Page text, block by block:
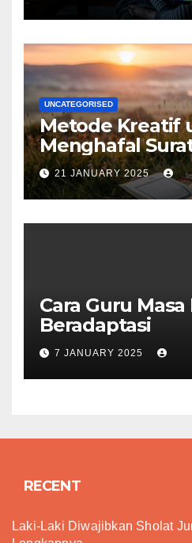
UNCATEGORISED
Metode Kreatif
Menghafal
Qur’an
21 JANUARY 2025
Cara Guru Masa
Beradaptasi
7 JANUARY 2025
RECENT
Laki-Laki Diwajibkan Sholat